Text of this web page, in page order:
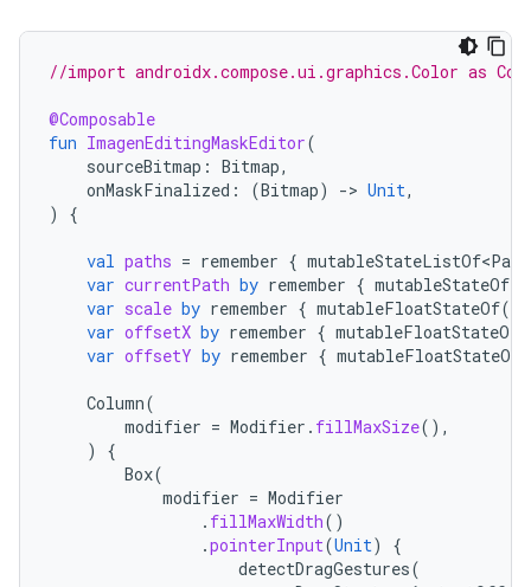
//import androidx.compose.ui.graphics.Color as
@Composable
fun ImagenEditingMaskEditor(
sourceBitmap : Bitmap,
onMaskFinalized : (Bitmap) -> Unit,
)
{
val paths = remember {
var currentPath by remember {
var scale by remember { mutableFloatStateOf(
var offsetX by remember { mutableFloatStateOf
var offsetY by remember { mutableFloatStateOf
Column(
modifier = Modifier . fillMaxSize(),
)
{
Box(
modifier = Modifier
. fillMaxWidth()
.pointerInput(Unit)
{
detectDragGestures(